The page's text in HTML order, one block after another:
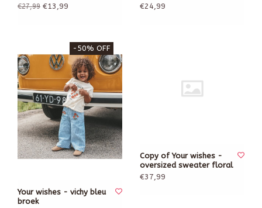
€27,99 €13,99
€24,99
-50% OFF
Your wishes - vichy bleu
broek
Copy of Your wishes -
oversized sweater floral
€37,99